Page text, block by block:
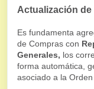
Actualización de
Es fundamenta
de Compras con
Generales, los
forma automática,
asociado a la